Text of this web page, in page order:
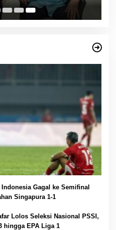
Gagal ke Semifinal
Singapura 1-1
Lolos Seleksi Nasional PSSI,
hingga EPA Liga 1